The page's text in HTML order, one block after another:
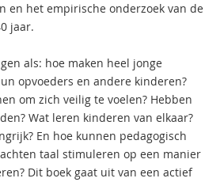
en het empirische onderzoek van de
jaar.
als: hoe maken heel jonge
opvoeders en andere kinderen?
om zich veilig te voelen? Hebben
Wat leren kinderen van elkaar?
En hoe kunnen pedagogisch
taal stimuleren op een manier
Dit boek gaat uit van een actief